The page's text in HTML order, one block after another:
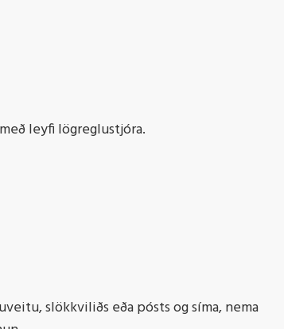
leyfi lögreglustjóra.
slökkviliðs eða pósts og síma, nema